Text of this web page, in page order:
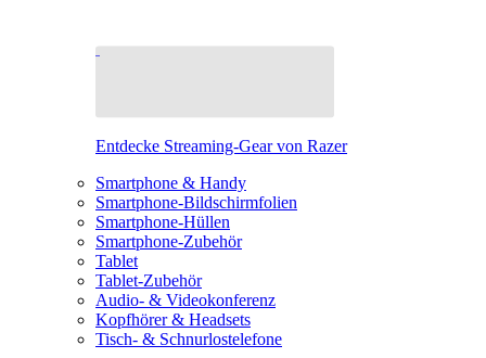
Entdecke Streaming-Gear von Razer
Smartphone & Handy
Smartphone-Bildschirmfolien
Smartphone-Hüllen
Smartphone-Zubehör
Tablet
Tablet-Zubehör
Audio- & Videokonferenz
Kopfhörer & Headsets
Tisch- & Schnurlostelefone